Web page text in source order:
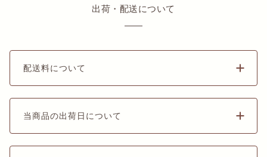
出荷・配送について
配送料について
当商品の出荷日について